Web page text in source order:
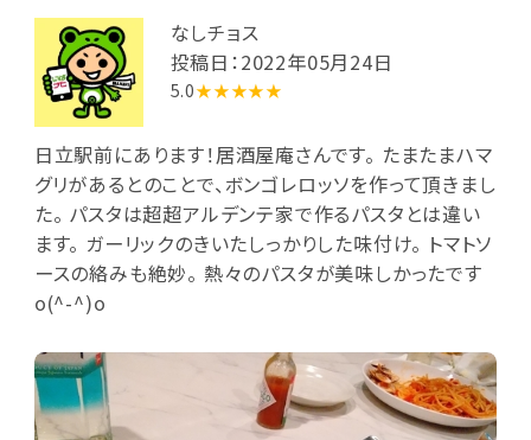
なしチョス
投稿日：2022年05月24日
5.0★★★★★
日立駅前にあります！居酒屋庵さんです。 たまたまハマ
グリがあるとのことで、ボンゴレロッソを作って頂きまし
た。 パスタは超超アルデンテ家で作るパスタとは違い
ます。 ガーリックのきいたしっかりした味付け。 トマトソ
ースの絡みも絶妙。 熱々のパスタが美味しかったです
o(^-^)o